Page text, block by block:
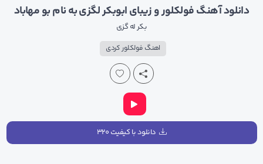
دانلود آهنگ فولکلور و زیبای ابوبکر لگزی به نام بو مهاباد
بکر له گزی
اهنگ فولکلور کردی
دانلود با کیفیت ۳۲۰